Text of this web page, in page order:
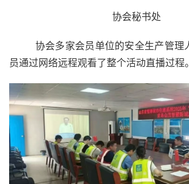
协会秘书处
员通过网络远程观看了整个活动直播过程。